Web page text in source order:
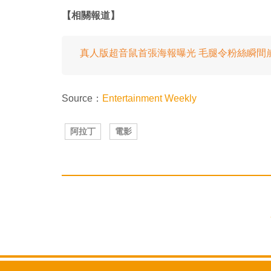
【相關報道】
真人版超音鼠首張海報曝光 毛腿令粉絲瞬間
Source： Entertainment Weekly
阿拉丁 電影